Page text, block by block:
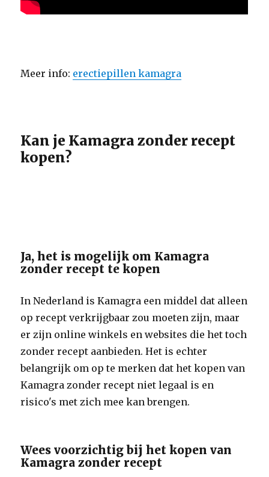
Meer info: erectiepillen kamagra
Kan je Kamagra zonder recept
kopen?
Ja, het is mogelijk om Kamagra
zonder recept te kopen
In Nederland is Kamagra een middel dat alleen
op recept verkrijgbaar zou moeten zijn, maar
er zijn online winkels en websites die het toch
zonder recept aanbieden. Het is echter
belangrijk om op te merken dat het kopen van
Kamagra zonder recept niet legaal is en
risico's met zich mee kan brengen.
Wees voorzichtig bij het kopen van
Kamagra zonder recept